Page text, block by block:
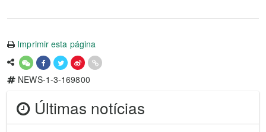
Imprimir esta página
NEWS-1-3-169800
Últimas notícias